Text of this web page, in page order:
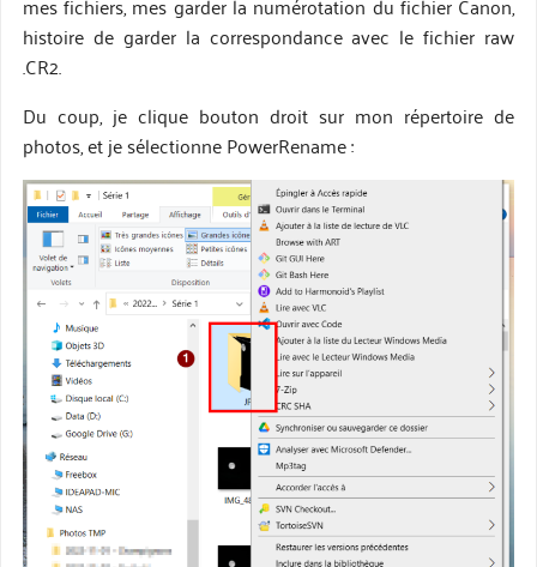
histoire de garder la correspondance avec le fichier raw
.CR2.
Du coup, je clique bouton droit sur mon répertoire de
photos, et je sélectionne PowerRename :